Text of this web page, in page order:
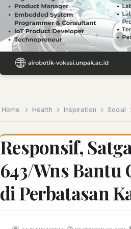
Endrick:
SPMB Sulsel:
Kecerdasan
Pemerintah
Pembukaan PLP
Home Health Inspiration Social
Responsif,
643/Wns Bantu
di Perbatasan